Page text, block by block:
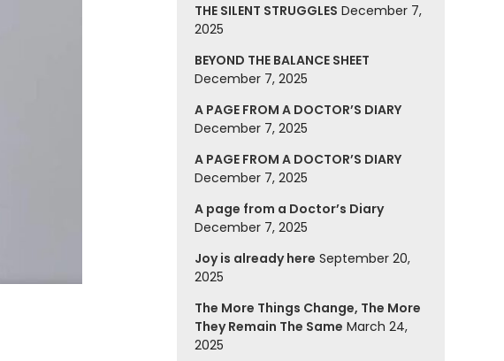
THE SILENT STRUGGLES December 7,
2025
BEYOND THE BALANCE SHEET
December 7, 2025
A PAGE FROM A DOCTOR’S DIARY
December 7, 2025
A PAGE FROM A DOCTOR’S DIARY
December 7, 2025
A page from a Doctor’s Diary
December 7, 2025
Joy is already here September 20,
2025
The More Things Change, The More
They Remain The Same March 24,
2025